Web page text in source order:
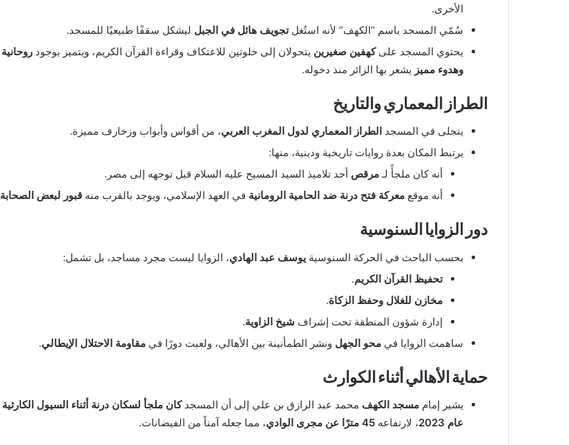
الأخرى.
سُمّي المسجد باسم “الكهف” لأنه استُغلتجويف هائل في الجبل ليشكل سقفًا طبيعيًا للمسجد.
يحتوي المسجد علىكهفين صغيرين يتحولان إلى خلوتين للاعتكاف وقراءة القرآن الكريم، ويتميز بوجود روحانية
وهدوء مميز يشعر بها الزائر منذ دخوله.
الطراز المعماري والتاريخ
يتجلى في المسجد الطراز المعماري لدول المغرب العربي، من أقواس وأبواب وزخارف مميزة.
يرتبط المكان بعدة روايات تاريخية ودينية، منها:
أنه كان ملجأً لـمرقص أحد تلاميذ السيد المسيح عليه السلام قبل توجهه إلى مصر.
أنه موقع معركة فتح درنة ضد الحامية الرومانية في العهد الإسلامي، ويوجد بالقرب منه قبور لبعض الصحابة
دور الزوايا السنوسية
بحسب الباحث في الحركة السنوسية يوسف عبد الهادي، الزوايا ليست مجرد مساجد، بل تشمل:
تحفيظ القرآن الكريم.
مخازن للغلال وحفظ الزكاة.
إدارة شؤون المنطقة تحت إشراف شيخ الزاوية.
ساهمت الزوايا في محو الجهل ونشر الطمأنينة بين الأهالي، ولعبت دورًا في مقاومة الاحتلال الإيطالي.
حماية الأهالي أثناء الكوارث
يشير إمام مسجد الكهف محمد عبد الرازق بن علي إلى أن المسجدكان ملجأ لسكان درنة أثناء السيول الكارثية
عام 2023
، لارتفاعه 45 مترًا عن مجرى الوادي ، مما جعله آمناً من الفيضانات.